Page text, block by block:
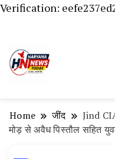
Verification:
हांसी,
Haryana
चैनल,
Hisar, Hisar
Home ‌जींद
Jind
मोड़ से अवैध पिस्तौल सहित